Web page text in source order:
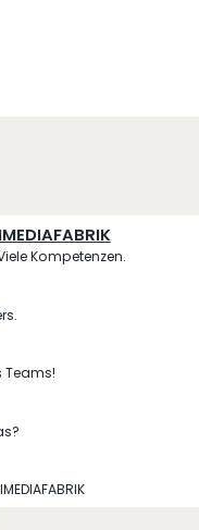
Kompetenzen.
Teams!